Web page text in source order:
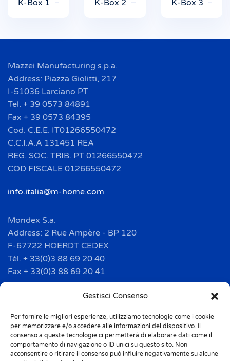
Gestisci Consenso
Per fornire le migliori esperienze, utilizziamo tecnologie come i cookie
per memorizzare e/o accedere alle informazioni del dispositivo. Il
consenso a queste tecnologie ci permetterà di elaborare dati come il
comportamento di navigazione o ID unici su questo sito. Non
acconsentire o ritirare il consenso può influire negativamente su alcune
K-Box 1 K-Box 2 K-Box 3
Mazzei Manufacturing s.p.a.
Address: Piazza Giolitti, 217
I-51036 Larciano PT
Tel. + 39 0573 84891
Fax + 39 0573 84395
Cod. C.E.E. IT01266550472
C.C.I.A.A 131451 REA
REG. SOC. TRIB. PT 01266550472
COD FISCALE 01266550472
info.italia@m-home.com
Mondex S.a.
Address: 2 Rue Ampère - BP 120
F-67722 HOERDT CEDEX
Tél. + 33(0)3 88 69 20 40
Fax + 33(0)3 88 69 20 41
info.france@m-home.com
Mondex Menaje España S.a.
Address: Ctra de Girona, km. 101.5
E-17160 Angles (Girona)